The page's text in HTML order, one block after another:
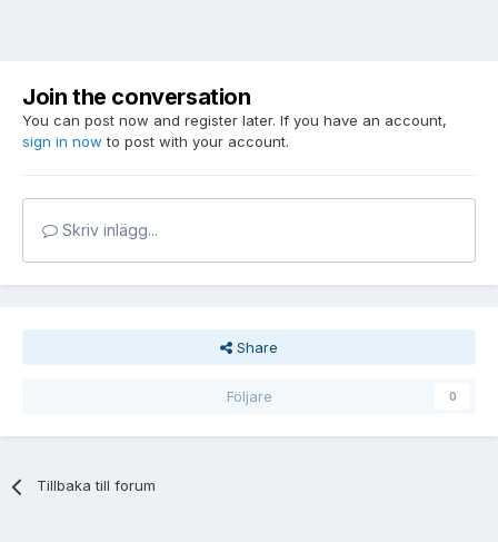
Join the conversation
You can post now and register later. If you have an account,
sign in now to post with your account.
Skriv inlägg...
Share
Följare 0
Tillbaka till forum